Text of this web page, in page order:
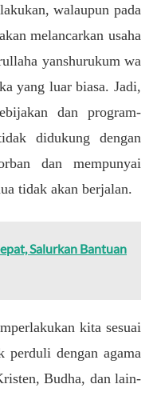
walaupun pada
melancarkan usaha
yanshurukum wa
yang luar biasa. Jadi,
dan program-
didukung dengan
dan mempunyai
tidak akan berjalan.
Salurkan Bantuan
kita sesuai
perduli dengan agama
Budha, dan lain-